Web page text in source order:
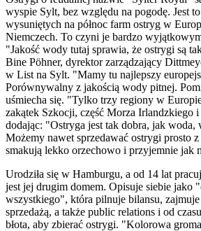
wyspie Sylt, bez względu na pogodę. Jest
wysuniętych na północ farm ostryg w
Niemczech. To czyni je bardzo
"Jakość wody tutaj sprawia, że ostrygi są
Bine Pöhner, dyrektor zarządzający
w List na Sylt. "Mamy tu najlepszy
Porównywalny z jakością wody pitnej.
uśmiecha się. "Tylko trzy regiony w
zakątek Szkocji, część Morza Irlandzkiego
dodając: "Ostryga jest tak dobra, jak woda,
Możemy nawet sprzedawać ostrygi prosto
smakują lekko orzechowo i przyjemnie jak
Urodziła się w Hamburgu, a od 14 lat
jest jej drugim domem. Opisuje siebie jako
wszystkiego", która pilnuje bilansu,
sprzedażą, a także public relations i od
błota, aby zbierać ostrygi. "Kolorowa